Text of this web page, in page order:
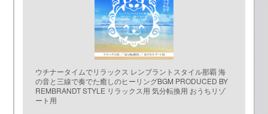
ウチナータイムでリラックス レンブラントスタイル那覇 海
の音と三線で奏でた癒しのヒーリングBGM PRODUCED BY
REMBRANDT STYLE リラックス用 気分転換用 おうちリゾ
ート用